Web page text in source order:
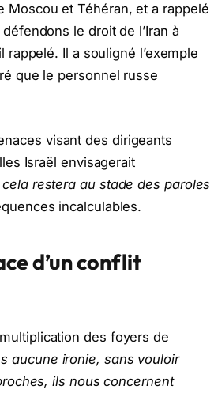
Moscou et Téhéran, et a rappelé
le droit de l’Iran à
Il a souligné l’exemple
que le personnel russe
visant des dirigeants
Israël envisagerait
cela restera au stade des paroles
incalculables.
d’un conflit
des foyers de
aucune ironie, sans vouloir
ils nous concernent